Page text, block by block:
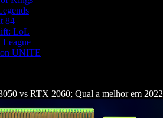
84
LoL
League
UNITE
vs RTX 2060; Qual a melhor em